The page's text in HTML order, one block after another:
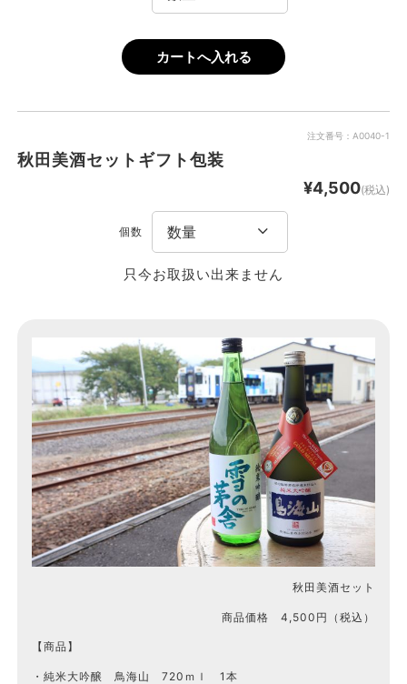
注文番号：A0040-1
秋田美酒セットギフト包装
個数
¥4,500(税込)
只今お取扱い出来ません
秋田美酒セット
商品価格 4,500円（税込）
【商品】
・純米大吟醸 鳥海山 720ｍｌ 1本